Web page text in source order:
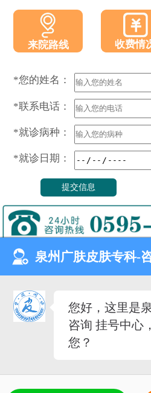
来院路线 收费情
*您的姓名：
*联系电话：
*就诊病种：
*就诊日期：
（闽-泉-丰）医广
泉州广肤皮肤专科-
您好，这里是
咨询 挂号中心
您？